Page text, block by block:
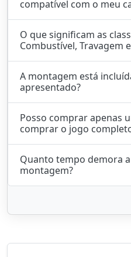
compatível com o meu
O que significam as
Combustível, Travagem
A montagem está
apresentado?
Posso comprar apenas
comprar o jogo
Quanto tempo demora
montagem?